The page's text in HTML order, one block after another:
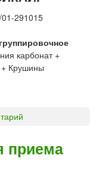
291015
карбонат +
+ Крушины
приема